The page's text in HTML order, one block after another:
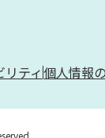
ティ 個人情報